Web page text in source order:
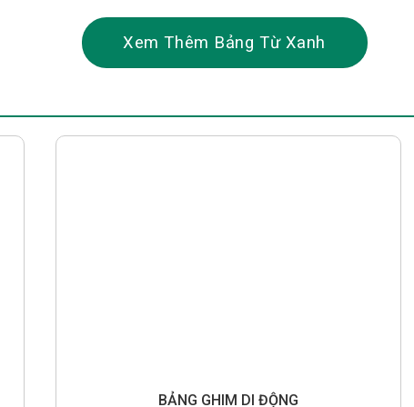
Xem Thêm Bảng Từ Xanh
BẢNG GHIM DI ĐỘNG